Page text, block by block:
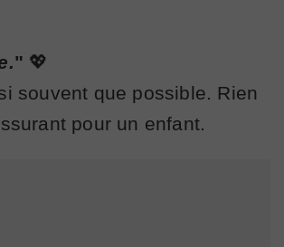
" 💖
souvent que possible. Rien
pour un enfant.